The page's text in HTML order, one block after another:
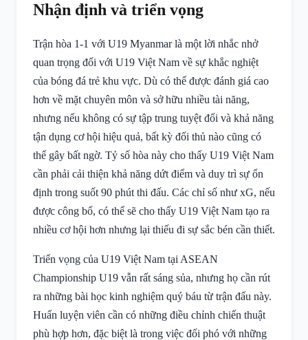
Nhận định và triển vọng
Trận hòa 1-1 với U19 Myanmar là một lời nhắc nhở
quan trọng đối với U19 Việt Nam về sự khắc nghiệt
của bóng đá trẻ khu vực. Dù có thể được đánh giá cao
hơn về mặt chuyên môn và sở hữu nhiều tài năng,
nhưng nếu không có sự tập trung tuyệt đối và khả năng
tận dụng cơ hội hiệu quả, bất kỳ đối thủ nào cũng có
thể gây bất ngờ. Tỷ số hòa này cho thấy U19 Việt Nam
cần phải cải thiện khả năng dứt điểm và duy trì sự ổn
định trong suốt 90 phút thi đấu. Các chỉ số như xG, nếu
được công bố, có thể sẽ cho thấy U19 Việt Nam tạo ra
nhiều cơ hội hơn nhưng lại thiếu đi sự sắc bén cần thiết.
Triển vọng của U19 Việt Nam tại ASEAN
Championship U19 vẫn rất sáng sủa, nhưng họ cần rút
ra những bài học kinh nghiệm quý báu từ trận đấu này.
Huấn luyện viên cần có những điều chỉnh chiến thuật
phù hợp hơn, đặc biệt là trong việc đối phó với những